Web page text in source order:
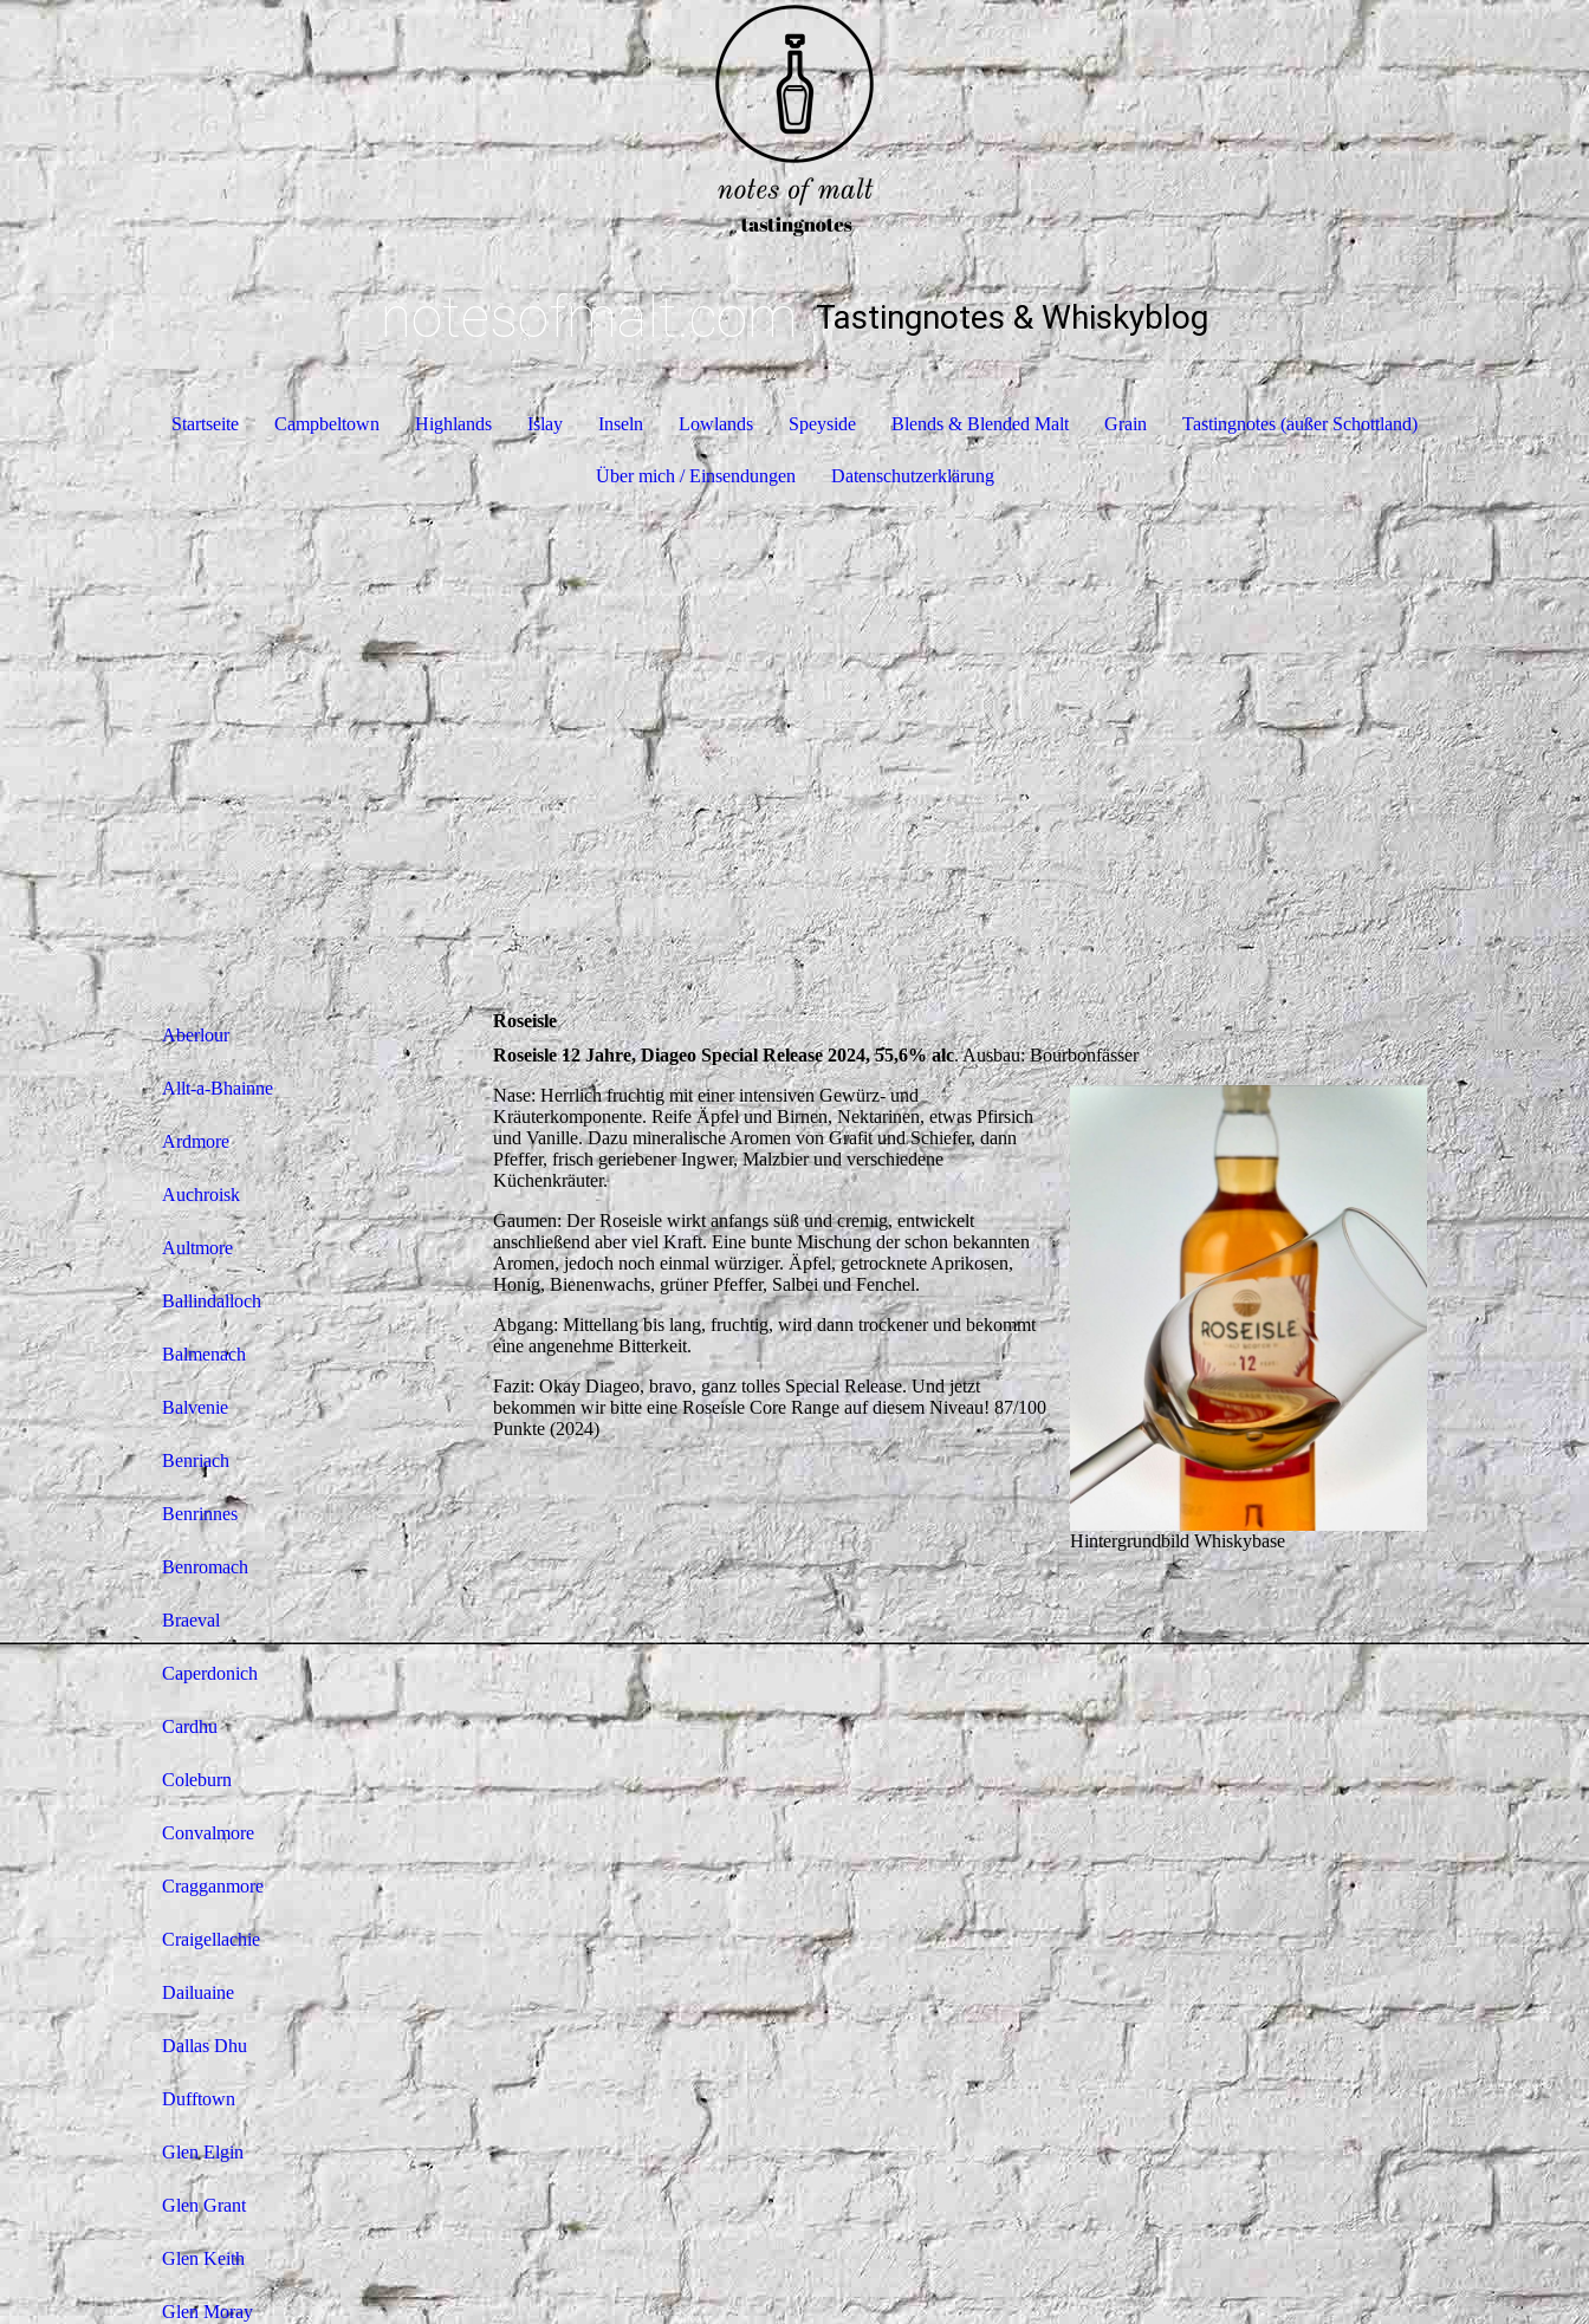
notesofmalt.com Tastingnotes & Whiskyblog
Startseite Campbeltown Highlands Islay Inseln Lowlands Speyside Blends & Blended Malt Grain Tastingnotes (außer Schottland)
Über mich / Einsendungen Datenschutzerklärung
Aberlour
Allt-a-Bhainne
Ardmore
Auchroisk
Aultmore
Ballindalloch
Balmenach
Balvenie
Benriach
Benrinnes
Benromach
Braeval
Caperdonich
Cardhu
Coleburn
Convalmore
Cragganmore
Craigellachie
Dailuaine
Dallas Dhu
Dufftown
Glen Elgin
Glen Grant
Glen Keith
Glen Moray
Roseisle
Roseisle 12 Jahre, Diageo Special Release 2024, 55,6% alc. Ausbau: Bourbonfässer
Hintergrundbild Whiskybase
Nase: Herrlich fruchtig mit einer intensiven Gewürz- und
Kräuterkomponente. Reife Äpfel und Birnen, Nektarinen, etwas Pfirsich
und Vanille. Dazu mineralische Aromen von Grafit und Schiefer, dann
Pfeffer, frisch geriebener Ingwer, Malzbier und verschiedene
Küchenkräuter.
Gaumen: Der Roseisle wirkt anfangs süß und cremig, entwickelt
anschließend aber viel Kraft. Eine bunte Mischung der schon bekannten
Aromen, jedoch noch einmal würziger. Äpfel, getrocknete Aprikosen,
Honig, Bienenwachs, grüner Pfeffer, Salbei und Fenchel.
Abgang: Mittellang bis lang, fruchtig, wird dann trockener und bekommt
eine angenehme Bitterkeit.
Fazit: Okay Diageo, bravo, ganz tolles Special Release. Und jetzt
bekommen wir bitte eine Roseisle Core Range auf diesem Niveau! 87/100
Punkte (2024)